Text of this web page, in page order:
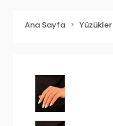
Ana Sayfa Yüzükler